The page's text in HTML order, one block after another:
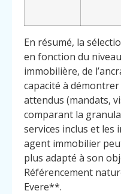
En résumé, la
en fonction du
immobilière, de
capacité à
attendus (mandats,
comparant la
services inclus et les
agent immobilier
plus adapté à son
Référencement
Evere**.